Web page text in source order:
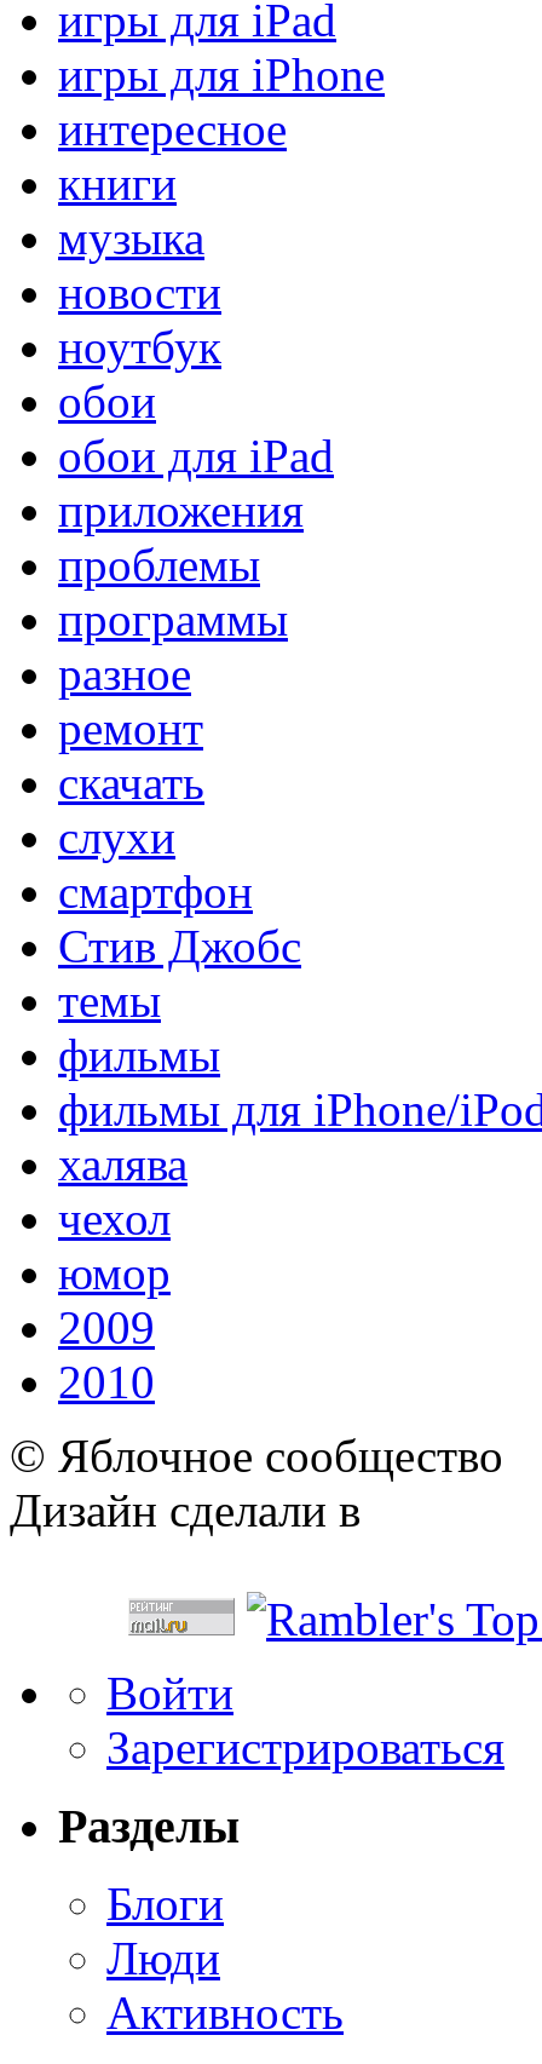
игры для iPad
игры для iPhone
интересное
книги
музыка
новости
ноутбук
обои
обои для iPad
приложения
проблемы
программы
разное
ремонт
скачать
слухи
смартфон
Стив Джобс
темы
фильмы
фильмы для iPhone/
халява
чехол
юмор
2009
2010
© Яблочное сообщество
Дизайн сделали в
Войти
Зарегистрироваться
Разделы
Блоги
Люди
Активность